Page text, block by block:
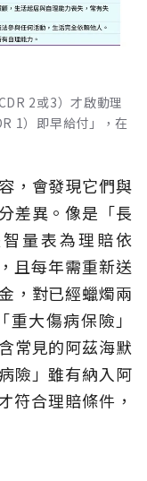
2或3）才啟動理
1）即早給付」，在
，會發現它們與
差異。像是「長
量表為理賠依
且每年需重新送
，對已經蠟燭兩
重大傷病保險」
常見的阿茲海默
險」雖有納入阿
符合理賠條件，